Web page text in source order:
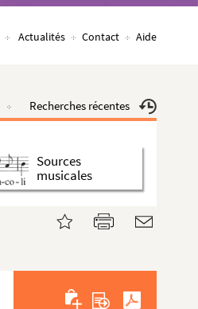
Actualités Contact Aide
Recherches récentes
Sources
musicales